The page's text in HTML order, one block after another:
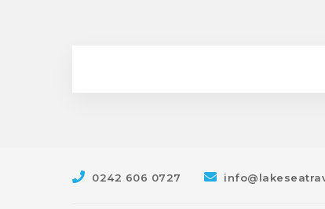
0242 606 0727